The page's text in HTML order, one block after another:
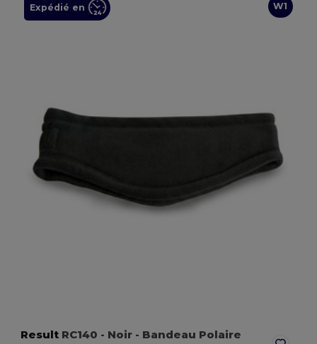
W1
Expédié en
Result RC140 - Noir - Bandeau Polaire